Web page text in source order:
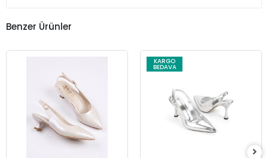
Benzer Ürünler
KARGO
BEDAVA